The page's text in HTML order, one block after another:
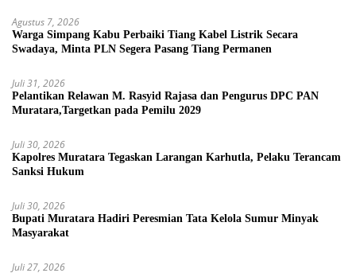
Agustus 7, 2026
Warga Simpang Kabu Perbaiki Tiang Kabel Listrik Secara
Swadaya, Minta PLN Segera Pasang Tiang Permanen
Juli 31, 2026
Pelantikan Relawan M. Rasyid Rajasa dan Pengurus DPC PAN
Muratara,Targetkan pada Pemilu 2029
Juli 30, 2026
Kapolres Muratara Tegaskan Larangan Karhutla, Pelaku Terancam
Sanksi Hukum
Juli 30, 2026
Bupati Muratara Hadiri Peresmian Tata Kelola Sumur Minyak
Masyarakat
Juli 27, 2026